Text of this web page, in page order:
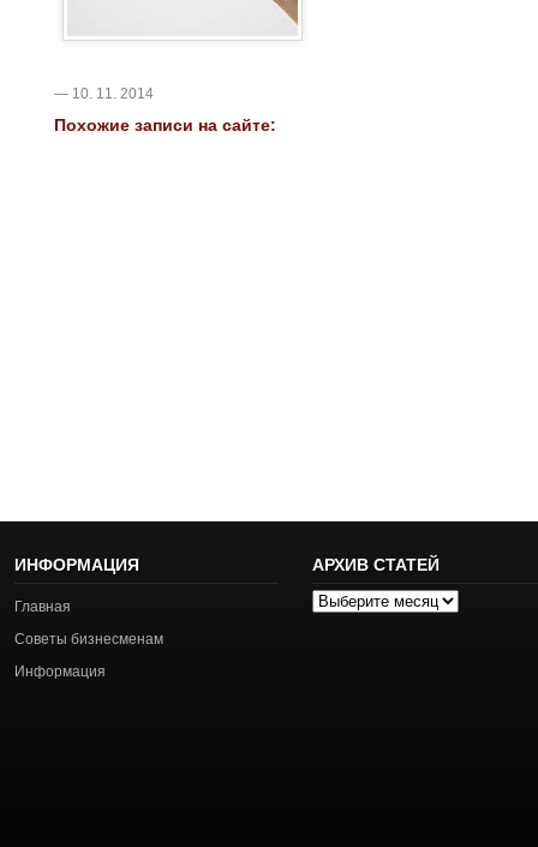
— 10. 11. 2014
Похожие записи на сайте:
ИНФОРМАЦИЯ
Главная
Советы бизнесменам
Информация
АРХИВ СТАТЕЙ
Архив